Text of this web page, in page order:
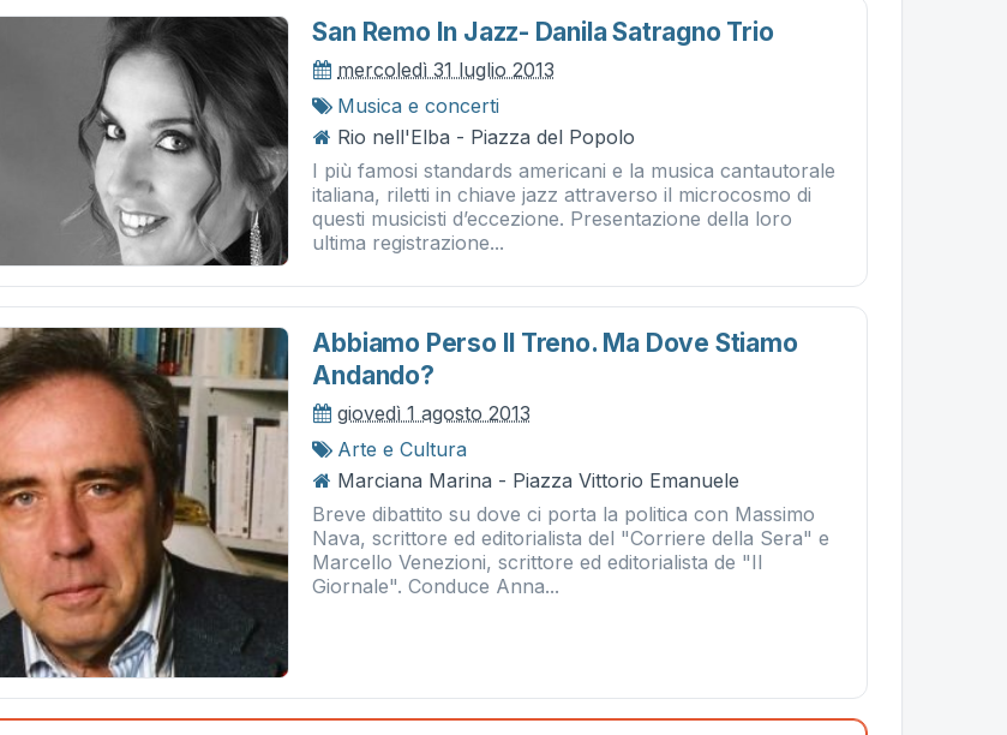
San Remo In Jazz- Danila Satragno Trio
mercoledì 31 luglio 2013
Musica e concerti
Rio nell'Elba - Piazza del Popolo
I più famosi standards americani e la musica cantautorale
italiana, riletti in chiave jazz attraverso il microcosmo di
questi musicisti d’eccezione. Presentazione della loro
ultima registrazione...
Abbiamo Perso Il Treno. Ma Dove Stiamo
Andando?
giovedì 1 agosto 2013
Arte e Cultura
Marciana Marina - Piazza Vittorio Emanuele
Breve dibattito su dove ci porta la politica con Massimo
Nava, scrittore ed editorialista del "Corriere della Sera" e
Marcello Venezioni, scrittore ed editorialista de "Il
Giornale". Conduce Anna...